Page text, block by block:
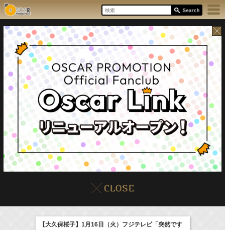
本日の出演情報 8/6(Thu) イベント販売情報
【大久保桜子】1月16日（火）フジテレビ「突然です